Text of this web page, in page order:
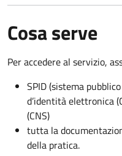
Cosa serve
Per accedere al servizio,
SPID (sistema
d’identità elettronica
(CNS)
tutta la
della pratica.